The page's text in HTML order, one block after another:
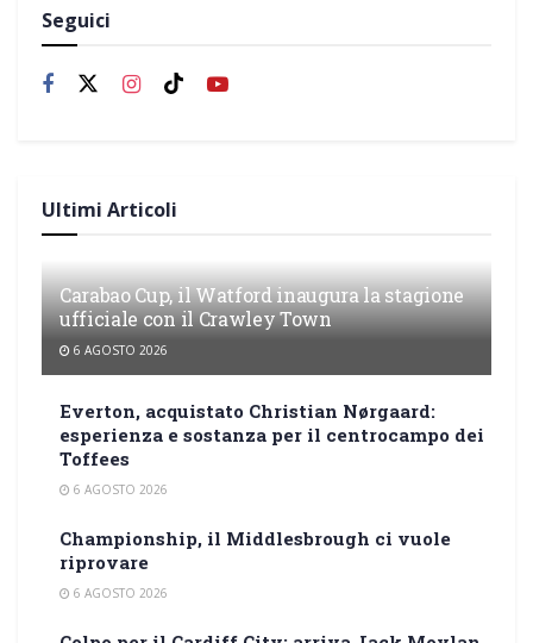
Seguici
Ultimi Articoli
Carabao Cup, il Watford inaugura la stagione
ufficiale con il Crawley Town
6 AGOSTO 2026
Everton, acquistato Christian Nørgaard:
esperienza e sostanza per il centrocampo dei
Toffees
6 AGOSTO 2026
Championship, il Middlesbrough ci vuole
riprovare
6 AGOSTO 2026